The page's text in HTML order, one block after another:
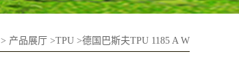
> 产品展厅 >TPU >德国巴斯夫TPU 1185 A W